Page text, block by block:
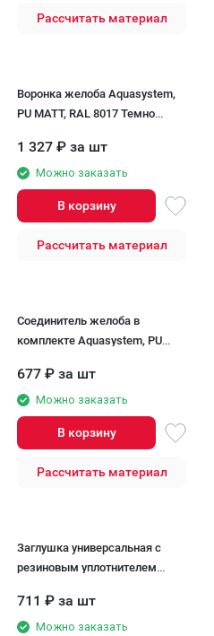
Рассчитать материал
Воронка желоба Aquasystem,
PU MATT, RAL 8017 Темно
1 327 ₽ за шт
Можно заказать
В корзину
Рассчитать материал
Соединитель желоба в
комплекте Aquasystem, PU
Коричневый 150/100
677 ₽ за шт
Можно заказать
В корзину
Рассчитать материал
Заглушка универсальная с
резиновым уплотнителем
8017 Темно Коричневый
150/100
711 ₽ за шт
Можно заказать